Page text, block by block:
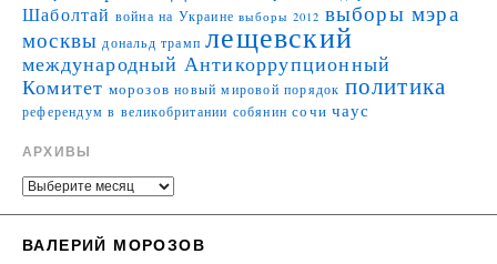
Шаболтай война на Украине выборы 2012 выборы мэра
москвы дональд трамп лещевский
международный Антикоррупционный
Комитет морозов новый мировой порядок политика
референдум в великобритании собянин сочи чаус
АРХИВЫ
ВАЛЕРИЙ МОРОЗОВ